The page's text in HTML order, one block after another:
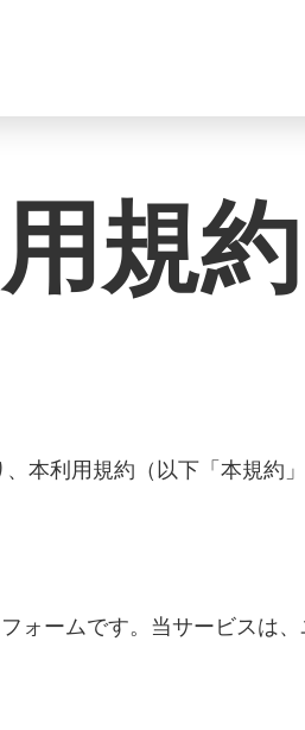
規約
本利用規約（以下「本規約
ォームです。当サービスは